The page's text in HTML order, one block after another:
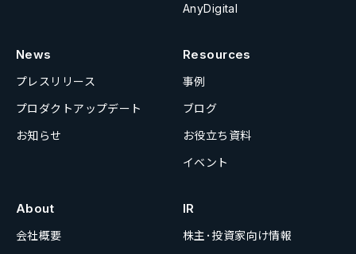
AnyDigital
News
プレスリリース
プロダクトアップデート
お知らせ
Resources
事例
ブログ
お役立ち資料
イベント
About
会社概要
IR
株主･投資家向け情報